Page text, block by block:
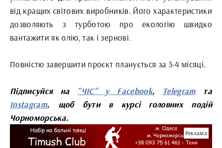
від кращих світових виробників. Його характеристики
дозволяють з турботою про екологію швидко
вантажити як олію, так і зернові.
Повністю завершити проєкт планується за 3-4 місяці.
Підписуйся на "ЧІС" у Facebook, Telegramта
Instagram, щоб бути в курсі головних подій
Чорноморська.
Реклама